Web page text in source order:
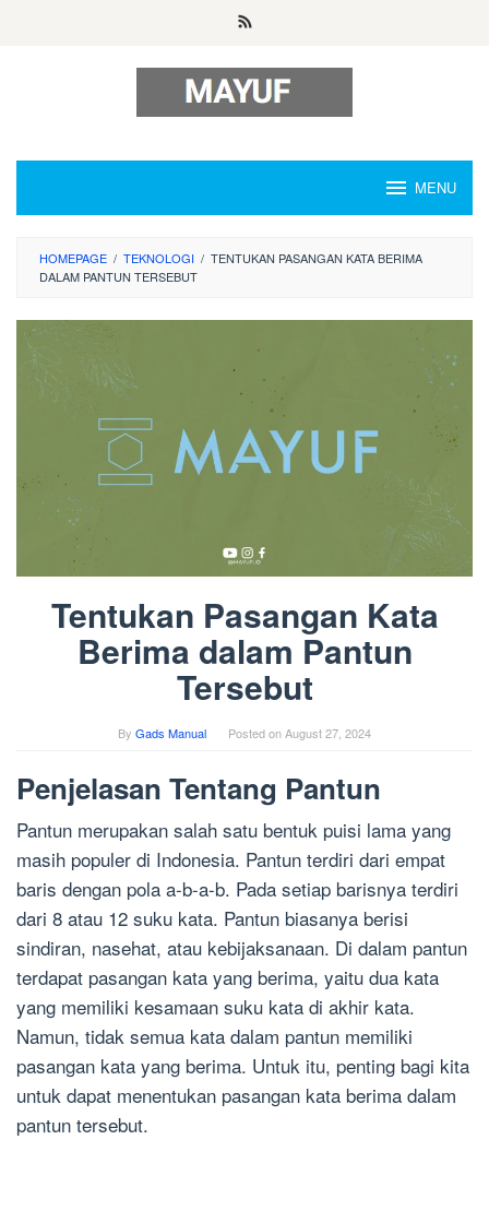
MENU
HOMEPAGE / TEKNOLOGI / TENTUKAN PASANGAN KATA BERIMA
DALAM PANTUN TERSEBUT
Tentukan Pasangan Kata
Berima dalam Pantun
Tersebut
By Gads Manual Posted onAugust 27, 2024
Penjelasan Tentang Pantun
Pantun merupakan salah satu bentuk puisi lama yang
masih populer di Indonesia. Pantun terdiri dari empat
baris dengan pola a-b-a-b. Pada setiap barisnya terdiri
dari 8 atau 12 suku kata. Pantun biasanya berisi
sindiran, nasehat, atau kebijaksanaan. Di dalam pantun
terdapat pasangan kata yang berima, yaitu dua kata
yang memiliki kesamaan suku kata di akhir kata.
Namun, tidak semua kata dalam pantun memiliki
pasangan kata yang berima. Untuk itu, penting bagi kita
untuk dapat menentukan pasangan kata berima dalam
pantun tersebut.